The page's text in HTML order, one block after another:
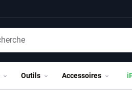
Outils Accessoires